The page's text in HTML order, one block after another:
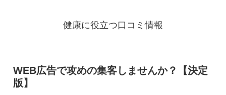
健康に役立つ口コミ情報
WEB広告で攻めの集客しませんか？【決定
版】